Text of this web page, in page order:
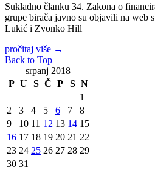
Sukladno članku 34. Zakona o
grupe birača javno su objavili na web
Lukić i Zvonko Hill
pročitaj više →
Back to Top
srpanj 2018
P U S Č P S N
1
2
3 4 5 6 7
8
9
10 11 12 13 14 15
16 17 18 19 20 21 22
23 24 25 26 27 28 29
30 31